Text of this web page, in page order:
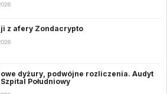
z afery Zondacrypto
dyżury, podwójne rozliczenia. Audyt
Południowy